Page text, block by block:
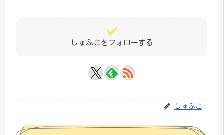
しゅふこをフォローする
しゅふこ